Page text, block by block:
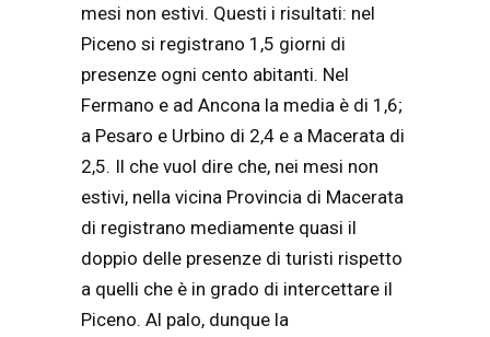
mesi non estivi. Questi i risultati: nel
Piceno si registrano 1,5 giorni di
presenze ogni cento abitanti. Nel
Fermano e ad Ancona la media è di 1,6;
a Pesaro e Urbino di 2,4 e a Macerata di
2,5. Il che vuol dire che, nei mesi non
estivi, nella vicina Provincia di Macerata
di registrano mediamente quasi il
doppio delle presenze di turisti rispetto
a quelli che è in grado di intercettare il
Piceno. Al palo, dunque la